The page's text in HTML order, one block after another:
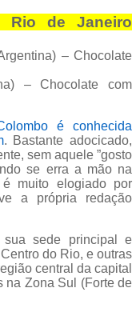
Rio de Janeiro
– Chocolate
– Chocolate com
é conhecida
. Bastante adocicado,
sem aquele ”gosto
se erra a mão na
muito elogiado por
a própria redação
sede principal e
do Rio, e outras
central da capital
na Zona Sul (Forte de